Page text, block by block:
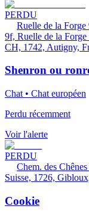
PERDU
Ruelle de la
9f, Ruelle de la
CH, 1742, Autigny,
Shenron ou
Chat • Chat européen
Perdu récemment
Voir l'alerte
PERDU
Chem. des
Suisse, 1726,
Cookie